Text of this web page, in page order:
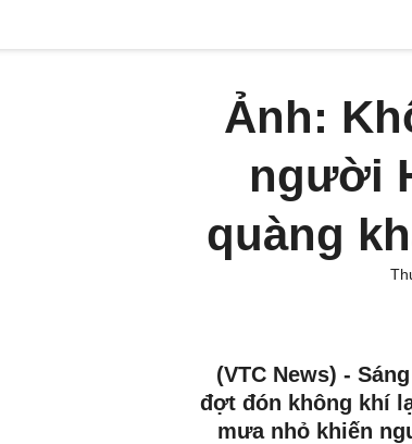
Ảnh:
người
quàng
(VTC News) -
đợt đón không khí
mưa nhỏ khiến